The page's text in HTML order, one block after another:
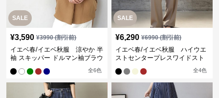
SALE
¥3,590 ¥3990(割引前)
イエベ春/イエベ秋服 涼やか 半
袖 スキッパー ドルマン袖ブラウ
全6色
SALE
¥6,290 ¥6990(割引前)
イエベ春/イエベ秋服 ハイウエ
ストセンタープレスワイドスト
全4色